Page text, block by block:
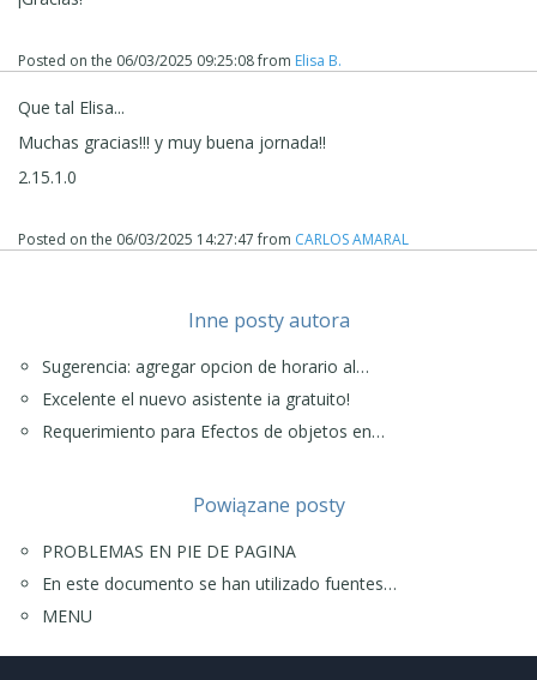
function ajusteFooterDefinitivo() {
var windowHeight = window.innerHeight;
var bodyHeight = Math.max(
document.body.scrollHeight,
document.body.offsetHeight,
document.documentElement.clientHeight,
document.documentElement.offsetHeight
// 4. Ajustar para páginas cortas
footer.style.position = 'fixed';
footer.style.width = '100%';
footer.style.left = '0';
content.style.paddingBottom = footer.offsetHeight + 'px';
footer.style.position = 'static';
footer.style.width = '100vw';
footer.style.marginLeft = 'calc(-50vw + 50%)';
footer.style.left = '0';
Posted on the 06/03/2025 09:25:08from Elisa B.
Que tal Elisa...
Muchas gracias!!! y muy buena jornada!!
2.15.1.0
Posted on the 06/03/2025 14:27:47from CARLOS AMARAL
Inne posty autora
Sugerencia: agregar opcion de horario al…
Excelente el nuevo asistente ia gratuito!
Requerimiento para Efectos de objetos en…
Powiązane posty
PROBLEMAS EN PIE DE PAGINA
En este documento se han utilizado fuentes…
MENU